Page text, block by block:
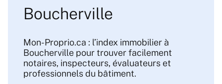
Boucherville
Mon-Proprio.ca : l’index immobilier à
Boucherville pour trouver facilement
notaires, inspecteurs, évaluateurs et
professionnels du bâtiment.